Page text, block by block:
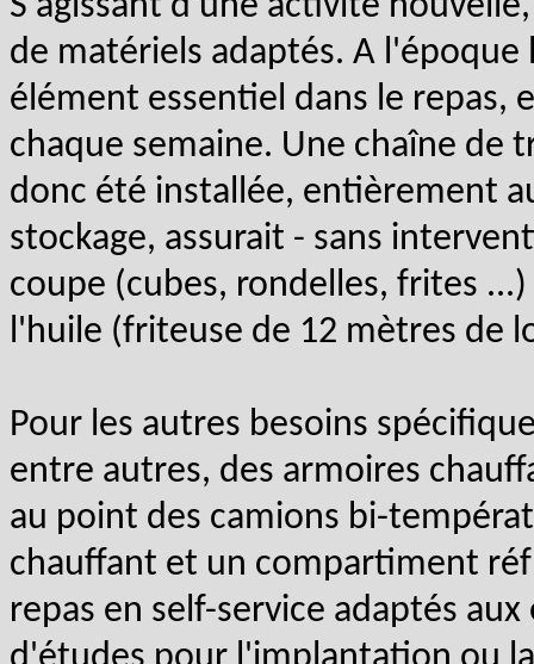
de matériels adaptés. A
élément essentiel dans le repas,
chaque semaine. Une chaîne de
donc été installée, entièrement
stockage, assurait - sans
coupe (cubes, rondelles, frites
l'huile (friteuse de 12 mètres de
Pour les autres besoins
entre autres, des armoires
au point des camions bi-
chauffant et un compartiment
repas en self-service adaptés